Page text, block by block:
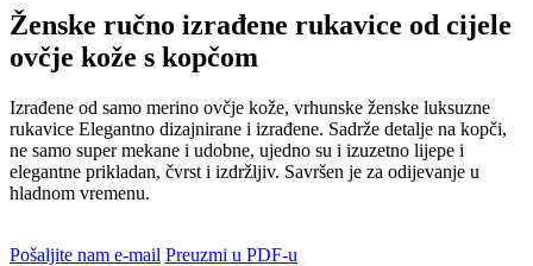
Ženske ručno izrađene rukavice od cijele
ovčje kože s kopčom
Izrađene od samo merino ovčje kože, vrhunske ženske luksuzne
rukavice Elegantno dizajnirane i izrađene. Sadrže detalje na kopči,
ne samo super mekane i udobne, ujedno su i izuzetno lijepe i
elegantne prikladan, čvrst i izdržljiv. Savršen je za odijevanje u
hladnom vremenu.
Pošaljite nam e-mail Preuzmi u PDF-u